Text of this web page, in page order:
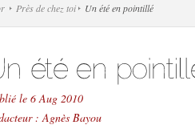
Près de chez toi Un été en pointillé
le 6 Aug 2010
: Agnès Bayou